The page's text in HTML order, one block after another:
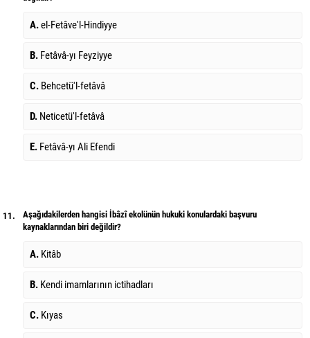
A.el-Fetâve'l-Hindiyye
B. Fetâvâ-yı Feyziyye
C. Behcetü'l-fetâvâ
D. Neticetü'l-fetâvâ
E. Fetâvâ-yı Ali Efendi
11.
Aşağıdakilerden hangisi İbâzî ekolünün hukuki konulardaki başvuru
kaynaklarından biri değildir?
A. Kitâb
B. Kendi imamlarının ictihadları
C. Kıyas